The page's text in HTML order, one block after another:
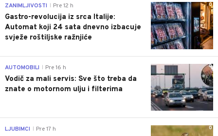
0
ZANIMLJIVOSTI Pre 12 h
Gastro-revolucija iz srca Italije:
Automat koji 24 sata dnevno izbacuje
svježe roštiljske ražnjiće
0
AUTOMOBILI Pre 16 h
Vodič za mali servis: Sve što treba da
znate o motornom ulju i filterima
0
LJUBIMCI Pre 17 h